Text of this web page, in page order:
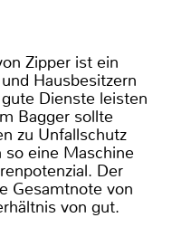
Zipper ist ein
Hausbesitzern
Dienste leisten
Bagger sollte
zu Unfallschutz
eine Maschine
Der
Gesamtnote von
von gut.